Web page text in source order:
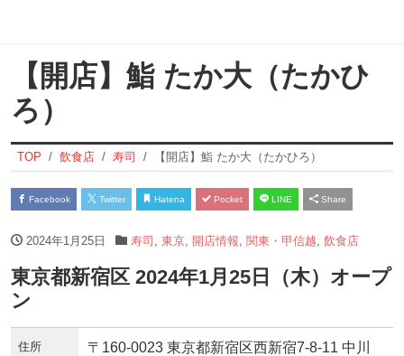
【開店】鮨 たか大（たかひ
ろ）
TOP 飲食店 寿司 【開店】鮨 たか大（たかひろ）
Facebook Twitter Hatena Pocket LINE Share
2024年1月25日 寿司 東京, 開店情報 関東・甲信越 飲食店
東京都新宿区 2024年1月25日（木）オープ
ン
住所
〒160-0023 東京都新宿区西新宿7-8-11 中川